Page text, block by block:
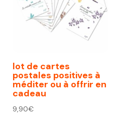
lot de cartes
postales positives à
méditer ou à offrir en
cadeau
9,90€